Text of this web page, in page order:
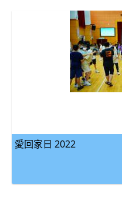
愛回家日 2022